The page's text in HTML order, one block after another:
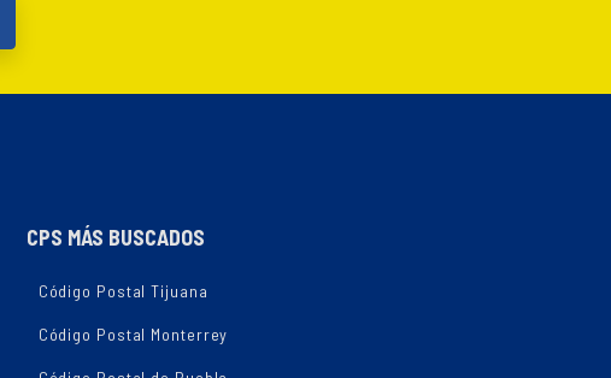
CPS MÁS BUSCADOS
Código Postal Tijuana
Código Postal Monterrey